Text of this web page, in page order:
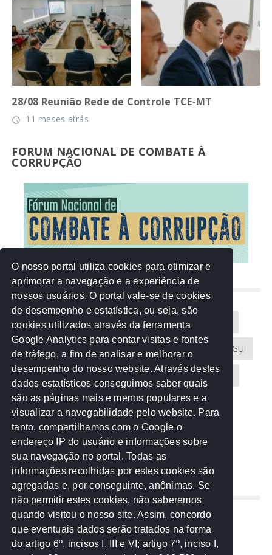
28/08 Reunião Rede de Controle TCE-MT
access_time 11 meses atrás
FORUM NACIONAL DE COMBATE À
CORRUPÇÃO
NUVEM DE TAGS
Acontece na Rede AGU AMM
Atricon Audicom CAU-MT CGU
CREA-MT Eventos MPC-MT MPE-MT
MPF Notícias PF PGE-MT PGR
Receita Federal Sem categoria
TCE-MT TCU TRE
REDE NOS ESTADOS
Mato Grosso do Sul
Paraná
O nosso portal utiliza cookies para otimizar e
aprimorar a navegação e a experiência de
nossos usuários. O portal vale-se de cookies
de desempenho e estatística, ou seja, são
cookies utilizados através da ferramenta
Google Analytics para contar visitas e fontes
de tráfego, a fim de analisar e melhorar o
desempenho do nosso website. Através destes
dados estatísticos conseguimos saber quais
são as páginas mais e menos populares e a
visualizar a navegabilidade pelo website. Para
tanto, compartilhamos com o Google o
endereço IP do usuário e informações sobre
sua navegação no portal. Todas as
informações recolhidas por estes cookies são
agregadas e, por conseguinte, anônimas. Se
não permitir estes cookies, não saberemos
quando visitou o nosso site. Assim, concordo
que eventuais dados serão tratados na forma
do artigo 6º, incisos I, III e VI; artigo 7º, inciso I,